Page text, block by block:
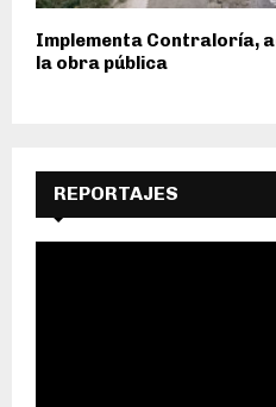
Implementa Contraloría,
la obra pública
REPORTAJES